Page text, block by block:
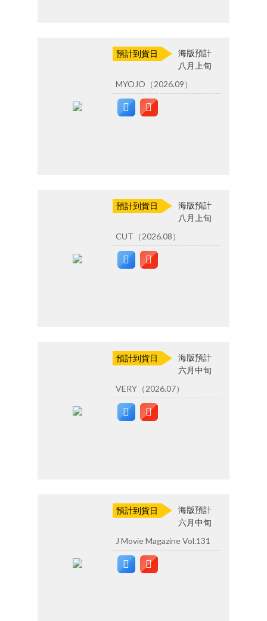
預計到貨日
海版預計
八月上旬
MYOJO（2026.09）
預計到貨日
海版預計
八月上旬
CUT（2026.08）
預計到貨日
海版預計
六月中旬
VERY（2026.07）
預計到貨日
海版預計
六月中旬
J Movie Magazine Vol.131